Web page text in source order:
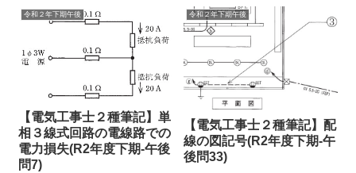
令和２年下期午後
【電気工事士２種筆記】単
相３線式回路の電線路での
電力損失(R2年度下期-午後
問7)
令和２年下期午後
【電気工事士２種筆記】配
線の図記号(R2年度下期-午
後問33)